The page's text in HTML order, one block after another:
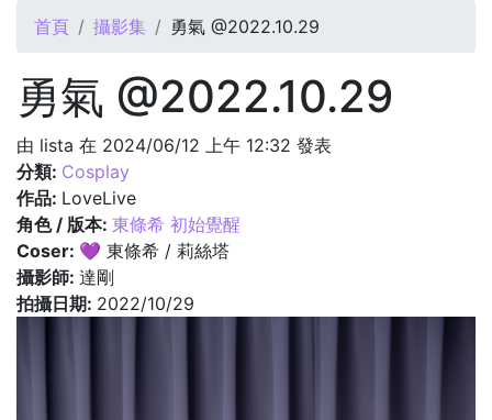
您在這裡
首頁 攝影集 勇氣 @2022.10.29
勇氣 @2022.10.29
由 lista 在 2024/06/12 上午 12:32 發表
分類: Cosplay
作品: LoveLive
角色 / 版本: 東條希 初始覺醒
Coser: 💜 東條希 / 莉絲塔
攝影師: 達剛
拍攝日期: 2022/10/29